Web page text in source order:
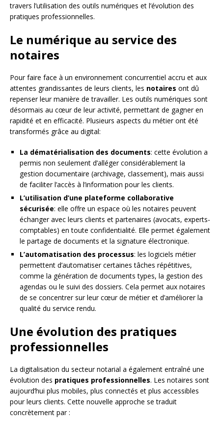
travers l’utilisation des outils numériques et l’évolution des
pratiques professionnelles.
Le numérique au service des
notaires
Pour faire face à un environnement concurrentiel accru et aux
attentes grandissantes de leurs clients, les notaires ont dû
repenser leur manière de travailler. Les outils numériques sont
désormais au cœur de leur activité, permettant de gagner en
rapidité et en efficacité. Plusieurs aspects du métier ont été
transformés grâce au digital:
La dématérialisation des documents: cette évolution a
permis non seulement d’alléger considérablement la
gestion documentaire (archivage, classement), mais aussi
de faciliter l’accès à l’information pour les clients.
L’utilisation d’une plateforme collaborative
sécurisée: elle offre un espace où les notaires peuvent
échanger avec leurs clients et partenaires (avocats, experts-
comptables) en toute confidentialité. Elle permet également
le partage de documents et la signature électronique.
L’automatisation des processus: les logiciels métier
permettent d’automatiser certaines tâches répétitives,
comme la génération de documents types, la gestion des
agendas ou le suivi des dossiers. Cela permet aux notaires
de se concentrer sur leur cœur de métier et d’améliorer la
qualité du service rendu.
Une évolution des pratiques
professionnelles
La digitalisation du secteur notarial a également entraîné une
évolution des pratiques professionnelles. Les notaires sont
aujourd’hui plus mobiles, plus connectés et plus accessibles
pour leurs clients. Cette nouvelle approche se traduit
concrètement par :